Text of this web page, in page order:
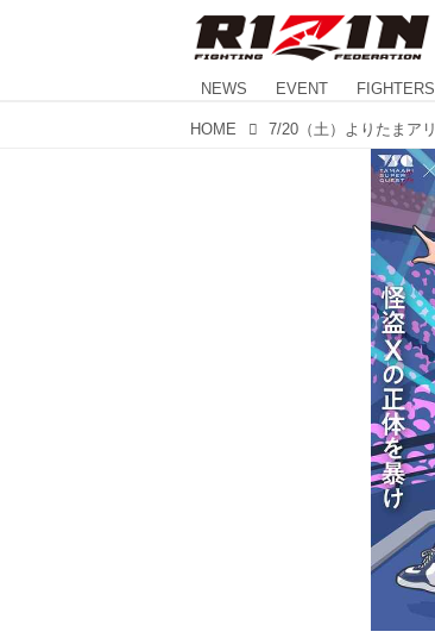
NEWS EVENT FIGHTERS
HOME